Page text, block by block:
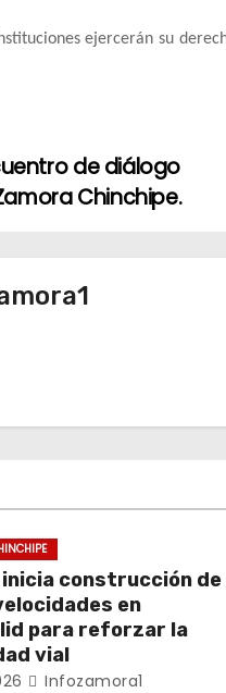
ejercerán su
de diálogo
Chinchipe.
inicia construcción de
en
para reforzar la
vial
Infozamora1